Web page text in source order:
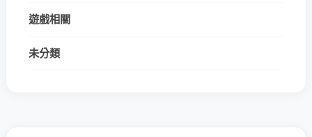
遊戲相關
未分類